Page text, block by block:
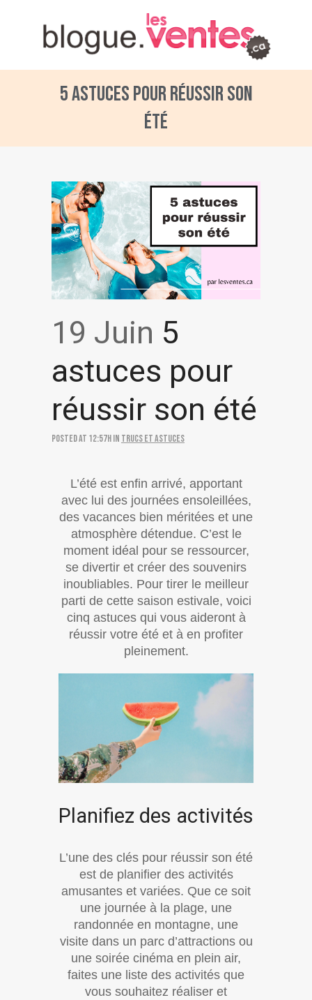
5 astuces pour réussir son
été
19 Juin 5
astuces pour
réussir son été
Posted at 12:57hin Trucs et astuces
L’été est enfin arrivé, apportant
avec lui des journées ensoleillées,
des vacances bien méritées et une
atmosphère détendue. C’est le
moment idéal pour se ressourcer,
se divertir et créer des souvenirs
inoubliables. Pour tirer le meilleur
parti de cette saison estivale, voici
cinq astuces qui vous aideront à
réussir votre été et à en profiter
pleinement.
Planifiez des activités
L’une des clés pour réussir son été
est de planifier des activités
amusantes et variées. Que ce soit
une journée à la plage, une
randonnée en montagne, une
visite dans un parc d’attractions ou
une soirée cinéma en plein air,
faites une liste des activités que
vous souhaitez réaliser et